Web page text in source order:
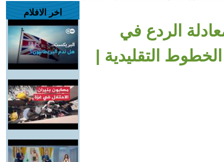
الردع في
التقليدية |
اخر الافلام